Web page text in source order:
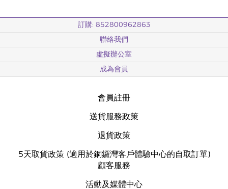
訂購: 852800962863
聯絡我們
虛擬辦公室
成為會員
會員註冊
送貨服務政策
退貨政策
5天取貨政策 (適用於銅鑼灣客戶體驗中心的自取訂單)
顧客服務
活動及媒體中心